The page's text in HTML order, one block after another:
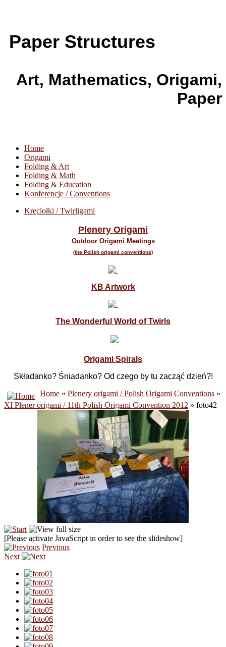
Paper Structures
Art, Mathematics, Origami,
Paper
Home
Origami
Folding & Art
Folding & Math
Folding & Education
Konferencje / Conventions
Kręciołki / Twirligami
Plenery Origami
Outdoor Origami Meetings
(the Polish origami conventions)
KB Artwork
The Wonderful World of Twirls
Origami Spirals
Składanko? Śniadanko? Od czego by tu zacząć dzień?!
Home » Plenery origami / Polish Origami Conventions »
XI Plener origami / 11th Polish Origami Convention 2012 » foto42
[Please activate JavaScript in order to see the slideshow]
Previous
Next